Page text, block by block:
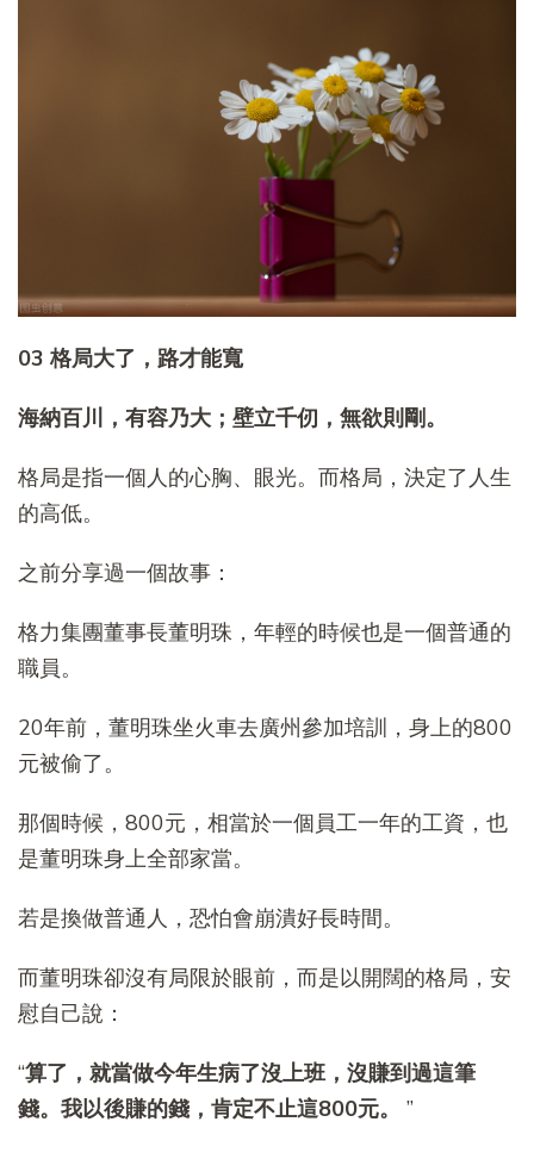
03 格局大了，路才能寬
海納百川，有容乃大；壁立千仞，無欲則剛。
格局是指一個人的心胸、眼光。而格局，決定了人生
的高低。
之前分享過一個故事：
格力集團董事長董明珠，年輕的時候也是一個普通的
職員。
20年前，董明珠坐火車去廣州參加培訓，身上的800
元被偷了。
那個時候，800元，相當於一個員工一年的工資，也
是董明珠身上全部家當。
若是換做普通人，恐怕會崩潰好長時間。
而董明珠卻沒有局限於眼前，而是以開闊的格局，安
慰自己說：
“算了，就當做今年生病了沒上班，沒賺到過這筆
錢。我以後賺的錢，肯定不止這800元。
”